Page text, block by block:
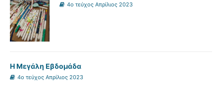
4ο τεύχος Απρίλιος 2023
Η Μεγάλη Εβδομάδα
4ο τεύχος Απρίλιος 2023